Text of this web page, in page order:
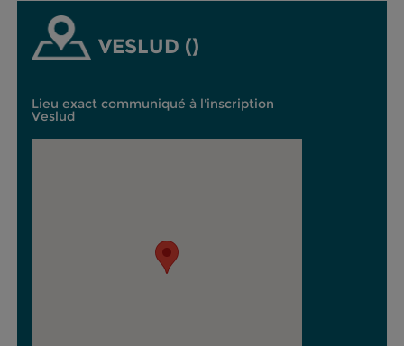
VESLUD ()
Lieu exact communiqué à l'inscription
Veslud